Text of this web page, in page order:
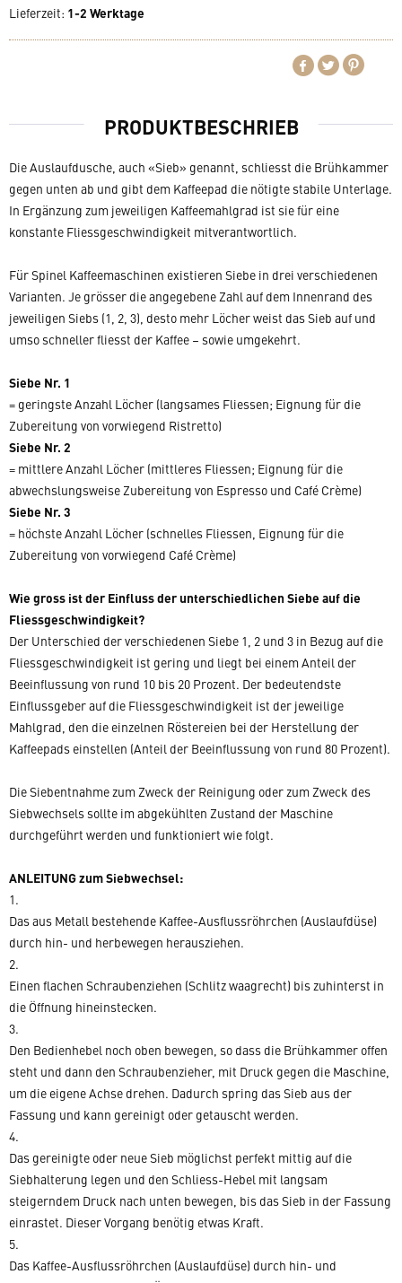
Lieferzeit: 1-2 Werktage
PRODUKTBESCHRIEB
Die Auslaufdusche, auch «Sieb» genannt, schliesst die Brühkammer
gegen unten ab und gibt dem Kaffeepad die nötigte stabile Unterlage.
In Ergänzung zum jeweiligen Kaffeemahlgrad ist sie für eine
konstante Fliessgeschwindigkeit mitverantwortlich.
Für Spinel Kaffeemaschinen existieren Siebe in drei verschiedenen
Varianten. Je grösser die angegebene Zahl auf dem Innenrand des
jeweiligen Siebs (1, 2, 3), desto mehr Löcher weist das Sieb auf und
umso schneller fliesst der Kaffee – sowie umgekehrt.
Siebe Nr. 1
= geringste Anzahl Löcher (langsames Fliessen; Eignung für die
Zubereitung von vorwiegend Ristretto)
Siebe Nr. 2
= mittlere Anzahl Löcher (mittleres Fliessen; Eignung für die
abwechslungsweise Zubereitung von Espresso und Café Crème)
Siebe Nr. 3
= höchste Anzahl Löcher (schnelles Fliessen, Eignung für die
Zubereitung von vorwiegend Café Crème)
Wie gross ist der Einfluss der unterschiedlichen Siebe auf die
Fliessgeschwindigkeit?
Der Unterschied der verschiedenen Siebe 1, 2 und 3 in Bezug auf die
Fliessgeschwindigkeit ist gering und liegt bei einem Anteil der
Beeinflussung von rund 10 bis 20 Prozent. Der bedeutendste
Einflussgeber auf die Fliessgeschwindigkeit ist der jeweilige
Mahlgrad, den die einzelnen Röstereien bei der Herstellung der
Kaffeepads einstellen (Anteil der Beeinflussung von rund 80 Prozent).
Die Siebentnahme zum Zweck der Reinigung oder zum Zweck des
Siebwechsels sollte im abgekühlten Zustand der Maschine
durchgeführt werden und funktioniert wie folgt.
ANLEITUNG zum Siebwechsel:
1.
Das aus Metall bestehende Kaffee-Ausflussröhrchen (Auslaufdüse)
durch hin- und herbewegen herausziehen.
2.
Einen flachen Schraubenziehen (Schlitz waagrecht) bis zuhinterst in
die Öffnung hineinstecken.
3.
Den Bedienhebel noch oben bewegen, so dass die Brühkammer offen
steht und dann den Schraubenzieher, mit Druck gegen die Maschine,
um die eigene Achse drehen. Dadurch spring das Sieb aus der
Fassung und kann gereinigt oder getauscht werden.
4.
Das gereinigte oder neue Sieb möglichst perfekt mittig auf die
Siebhalterung legen und den Schliess-Hebel mit langsam
steigerndem Druck nach unten bewegen, bis das Sieb in der Fassung
einrastet. Dieser Vorgang benötig etwas Kraft.
5.
Das Kaffee-Ausflussröhrchen (Auslaufdüse) durch hin- und